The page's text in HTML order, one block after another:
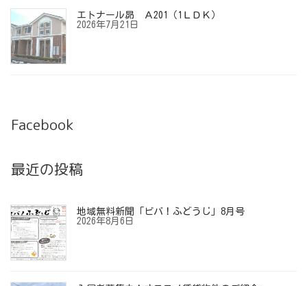
エトナール昴 Ａ201（1ＬＤＫ）
2026年7月21日
Facebook
最近の投稿
地域無料新聞「ビバ！ふどうじ」8月号
2026年8月6日